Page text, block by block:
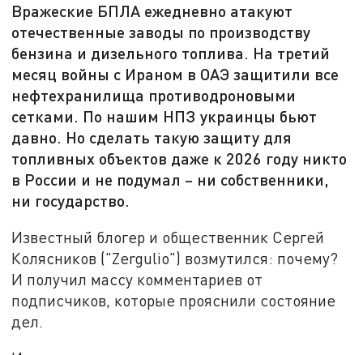
Вражеские БПЛА ежедневно атакуют
отечественные заводы по производству
бензина и дизельного топлива. На третий
месяц войны с Ираном в ОАЭ защитили все
нефтехранилища противодроновыми
сетками. По нашим НПЗ украинцы бьют
давно. Но сделать такую защиту для
топливных объектов даже к 2026 году никто
в России и не подумал – ни собственники,
ни государство.
Известный блогер и общественник Сергей
Колясников ("Zergulio") возмутился: почему?
И получил массу комментариев от
подписчиков, которые прояснили состояние
дел.